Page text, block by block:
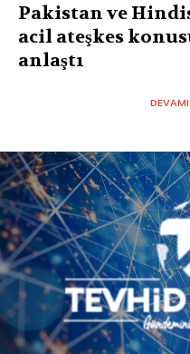
Pakistan ve
acil ateşkes
anlaştı